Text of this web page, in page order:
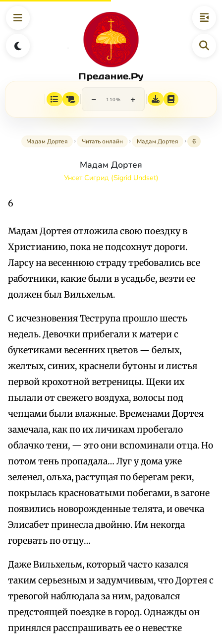
Предание.Ру
− 110% +
Мадам Дортея Читать онлайн Мадам Дортея 6
Мадам Дортея
Унсет Сигрид (Sigrid Undset)
6
Мадам Дортея отложила свою поездку в
Христианию, пока не подсохнут дороги.
Ларсу на весеннюю страду требовались все
работники, какие были в усадьбе, везти ее
должен был Вильхельм.
С исчезновения Теструпа прошло шесть
недель. Девочки прибегали к матери с
букетиками весенних цветов — белых,
желтых, синих, краснели бутоны и листья
первой крохотной ветреницы. Щеки их
пылали от свежего воздуха, волосы под
чепцами были влажные. Временами Дортея
замечала, как по их личикам пробегало
облачко тени, — это они вспоминали отца. Но
потом тень пропадала… Луг у дома уже
зеленел, ольха, растущая по берегам реки,
покрылась красноватыми побегами, в загоне
появились новорожденные телята, и овечка
Элисабет принесла двойню. Им некогда
горевать по отцу…
Даже Вильхельм, который часто казался
таким серьезным и задумчивым, что Дортея с
тревогой наблюдала за ним, радовался
предстоящей поездке в город. Однажды он
принялся расспрашивать ее о невестке